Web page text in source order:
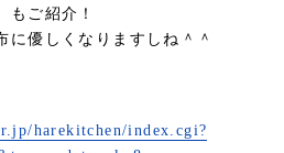
もご紹介！
に優しくなりますしね＾＾
harekitchen/index.cgi?